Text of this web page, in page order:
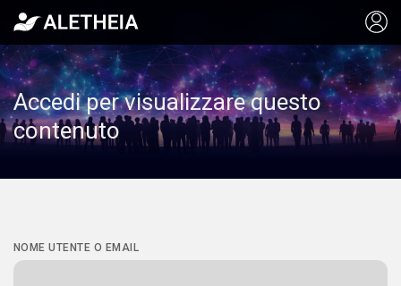
Accedi per visualizzare questo
contenuto
NOME UTENTE O EMAIL